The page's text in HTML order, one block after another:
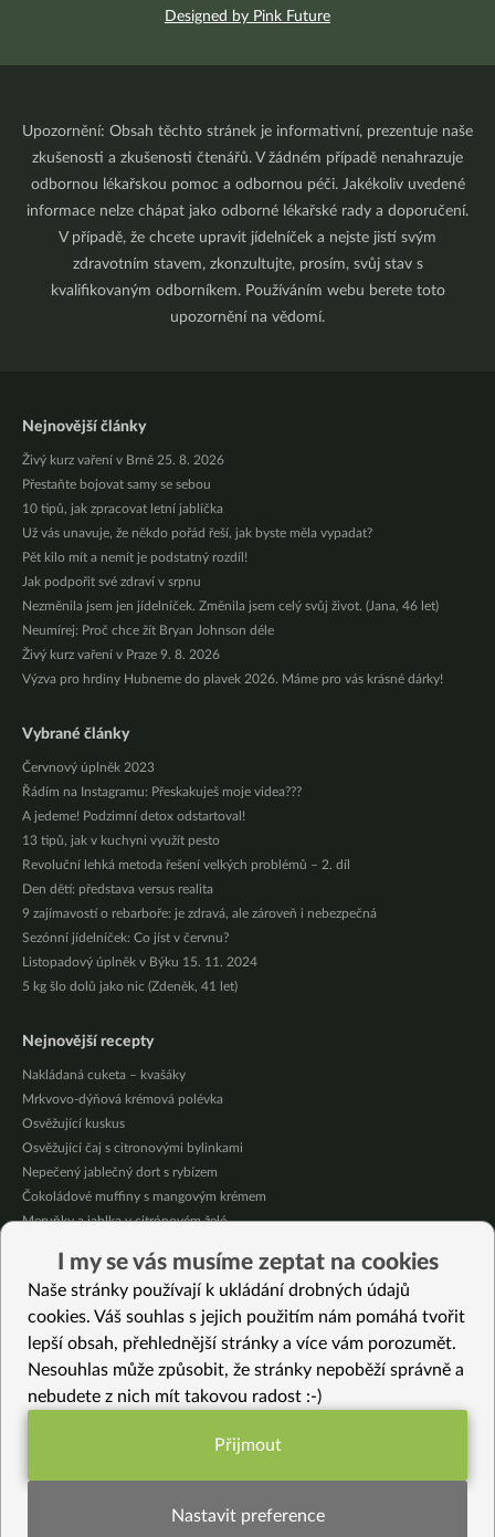
Designed by Pink Future
Upozornění: Obsah těchto stránek je informativní, prezentuje naše
zkušenosti a zkušenosti čtenářů. V žádném případě nenahrazuje
odbornou lékařskou pomoc a odbornou péči. Jakékoliv uvedené
informace nelze chápat jako odborné lékařské rady a doporučení.
V případě, že chcete upravit jídelníček a nejste jistí svým
zdravotním stavem, zkonzultujte, prosím, svůj stav s
kvalifikovaným odborníkem. Používáním webu berete toto
upozornění na vědomí.
Nejnovější články
Živý kurz vaření v Brně 25. 8. 2026
Přestaňte bojovat samy se sebou
10 tipů, jak zpracovat letní jablíčka
Už vás unavuje, že někdo pořád řeší, jak byste měla vypadat?
Pět kilo mít a nemít je podstatný rozdíl!
Jak podpořit své zdraví v srpnu
Nezměnila jsem jen jídelníček. Změnila jsem celý svůj život. (Jana, 46 let)
Neumírej: Proč chce žít Bryan Johnson déle
Živý kurz vaření v Praze 9. 8. 2026
Výzva pro hrdiny Hubneme do plavek 2026. Máme pro vás krásné dárky!
Vybrané články
Červnový úplněk 2023
Řádím na Instagramu: Přeskakuješ moje videa???
A jedeme! Podzimní detox odstartoval!
13 tipů, jak v kuchyni využít pesto
Revoluční lehká metoda řešení velkých problémů – 2. díl
Den dětí: představa versus realita
9 zajímavostí o rebarboře: je zdravá, ale zároveň i nebezpečná
Sezónní jídelníček: Co jíst v červnu?
Listopadový úplněk v Býku 15. 11. 2024
5 kg šlo dolů jako nic (Zdeněk, 41 let)
Nejnovější recepty
Nakládaná cuketa – kvašáky
Mrkvovo-dýňová krémová polévka
Osvěžující kuskus
Osvěžující čaj s citronovými bylinkami
Nepečený jablečný dort s rybízem
Čokoládové muffiny s mangovým krémem
Meruňky a jablka v citrónovém želé
Celozrnná rýže basmati se zeleninou
Citrónové muffiny s borůvkovým krémem
Vybrané recepty
Kroupové knedlíky
Bezlepkové krekry s mákem a sezamem
Vánoční rýžový krém bez cukru
I my se vás musíme zeptat na cookies
Naše stránky používají k ukládání drobných údajů
cookies. Váš souhlas s jejich použitím nám pomáhá tvořit
lepší obsah, přehlednější stránky a více vám porozumět.
Nesouhlas může způsobit, že stránky nepoběží správně a
nebudete z nich mít takovou radost :-)
Funkční nastavení potřebujeme (vždy
Přijmout
Nastavit preference